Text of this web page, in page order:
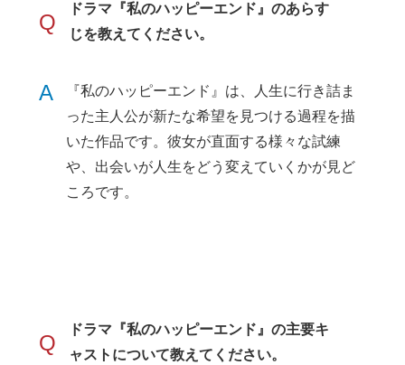
Q
ドラマ『私のハッピーエンド』のあらす
じを教えてください。
A
『私のハッピーエンド』は、人生に行き詰ま
った主人公が新たな希望を見つける過程を描
いた作品です。彼女が直面する様々な試練
や、出会いが人生をどう変えていくかが見ど
ころです。
Q
ドラマ『私のハッピーエンド』の主要キ
ャストについて教えてください。